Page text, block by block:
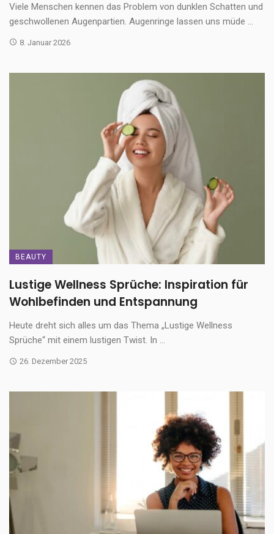
Viele Menschen kennen das Problem von dunklen Schatten und
geschwollenen Augenpartien. Augenringe lassen uns müde ...
8. Januar 2026
BEAUTY
Lustige Wellness Sprüche: Inspiration für
Wohlbefinden und Entspannung
Heute dreht sich alles um das Thema „Lustige Wellness
Sprüche“ mit einem lustigen Twist. In ...
26. Dezember 2025